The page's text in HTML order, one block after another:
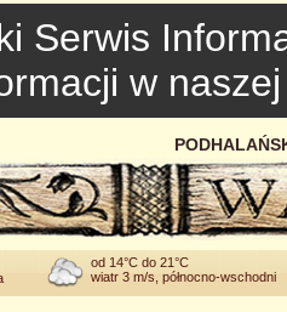
Serwis
w
od 14°C do 21°C
wiatr 3 m/s, północno-wschodni